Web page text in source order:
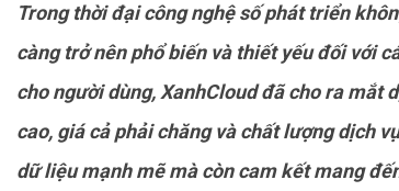
Trong thời đại công nghệ số phát triển
càng trở nên phổ biến và thiết yếu đối với
cho người dùng, XanhCloud đã cho ra mắt
cao, giá cả phải chăng và chất lượng dịch
dữ liệu mạnh mẽ mà còn cam kết mang